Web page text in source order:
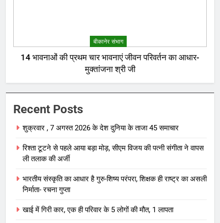
बीकानेर संभाग
14 भावनाओं की प्रथम चार भावनाएं जीवन परिवर्तन का आधार-
मुक्तांजना श्री जी
Recent Posts
शुक्रवार , 7 अगस्त 2026 के देश दुनिया के ताजा 45 समाचार
रिश्ता टूटने से पहले आया बड़ा मोड़, सीएम विजय की पत्नी संगीता ने वापस
ली तलाक की अर्जी
भारतीय संस्कृति का आधार है गुरु-शिष्य परंपरा, शिक्षक ही राष्ट्र का असली
निर्माता- रचना गुप्ता
खाई में गिरी कार, एक ही परिवार के 5 लोगों की मौत, 1 लापता